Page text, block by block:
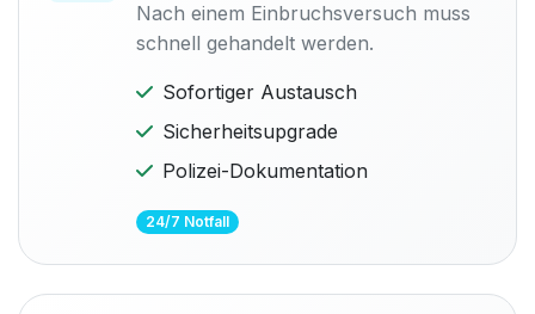
Nach einem Einbruchsversuch muss
schnell gehandelt werden.
Sofortiger Austausch
Sicherheitsupgrade
Polizei-Dokumentation
24/7 Notfall